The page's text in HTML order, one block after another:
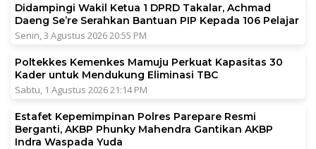
Didampingi Wakil Ketua 1 DPRD Takalar, Achmad
Daeng Se’re Serahkan Bantuan PIP Kepada 106 Pelajar
Senin, 3 Agustus 2026 20:55 PM
Poltekkes Kemenkes Mamuju Perkuat Kapasitas 30
Kader untuk Mendukung Eliminasi TBC
Sabtu, 1 Agustus 2026 21:14 PM
Estafet Kepemimpinan Polres Parepare Resmi
Berganti, AKBP Phunky Mahendra Gantikan AKBP
Indra Waspada Yuda